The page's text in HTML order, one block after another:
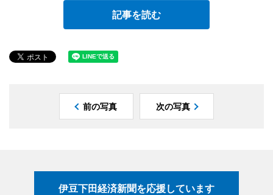
記事を読む
前の写真 次の写真
伊豆下田経済新聞を応援しています